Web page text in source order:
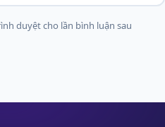
duyệt cho lần bình luận sau